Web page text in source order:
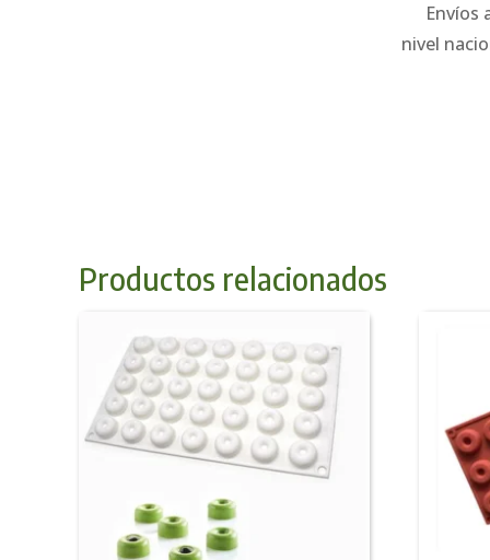
Envíos
nivel
Productos relacionados